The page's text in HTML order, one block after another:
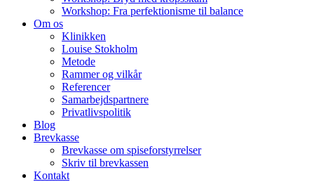
Workshop: Fra perfektionisme til balance
Om os
Klinikken
Louise Stokholm
Metode
Rammer og vilkår
Referencer
Samarbejdspartnere
Privatlivspolitik
Blog
Brevkasse
Brevkasse om spiseforstyrrelser
Skriv til brevkassen
Kontakt